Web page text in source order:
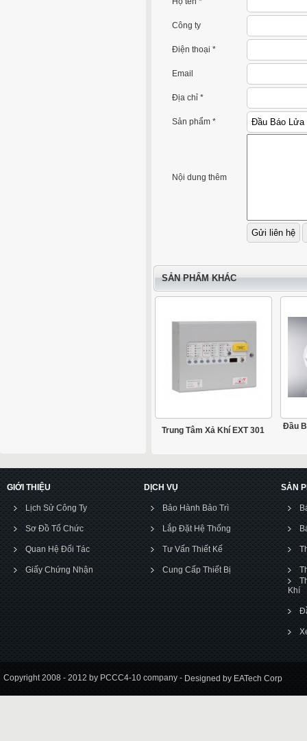
Công ty
Điện thoại *
Email
Địa chỉ *
Sản phẩm *
Nội dung thêm
SẢN PHẨM KHÁC
Trung Tâm Xả Khí EXT 301 Đầu
GIỚI THIỆU
Lịch Sử Công Ty
Sơ Đồ Tổ Chức
Quan Hệ Đối Tác
Giấy Chứng Nhận
DỊCH VỤ
Bảo Hành Bảo Trì
Lắp Đặt Hệ Thống
Tư Vấn Thiết Kế
Cung Cấp Thiết Bị
SẢN
Khí
Copyright 2008 - 2012 by PCCC4-10 company - Designed by EATech Corp